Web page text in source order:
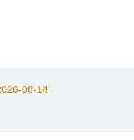
08-14